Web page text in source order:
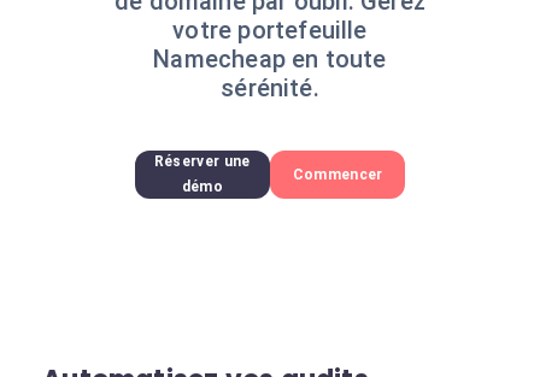
votre portefeuille
Namecheap en toute
sérénité.
Réserver une
démo
Commencer